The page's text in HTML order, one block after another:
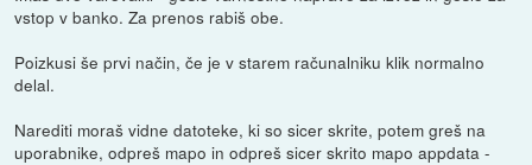
vstop v banko. Za prenos rabiš obe.
Poizkusi še prvi način, če je v starem računalniku klik normalno
delal.
Narediti moraš vidne datoteke, ki so sicer skrite, potem greš na
uporabnike, odpreš mapo in odpreš sicer skrito mapo appdata -